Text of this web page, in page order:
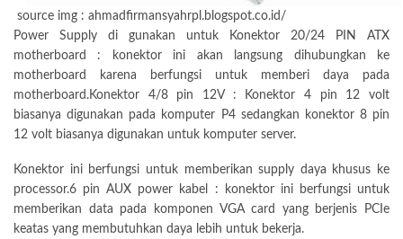
source img : ahmadfirmansyahrpl.blogspot.co.id/
Power Supply di gunakan untuk Konektor 20/24 PIN ATX
motherboard : konektor ini akan langsung dihubungkan ke
motherboard karena berfungsi untuk memberi daya pada
motherboard.Konektor 4/8 pin 12V : Konektor 4 pin 12 volt
biasanya digunakan pada komputer P4 sedangkan konektor 8 pin
12 volt biasanya digunakan untuk komputer server.
Konektor ini berfungsi untuk memberikan supply daya khusus ke
processor.6 pin AUX power kabel : konektor ini berfungsi untuk
memberikan data pada komponen VGA card yang berjenis PCIe
keatas yang membutuhkan daya lebih untuk bekerja.